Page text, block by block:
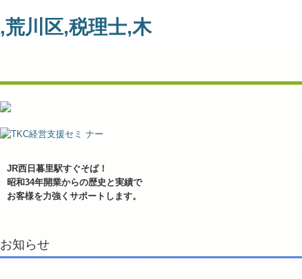
JR西日暮里駅すぐそば！
昭和34年開業からの歴史と実績で
お客様を力強くサポートします。
お知らせ